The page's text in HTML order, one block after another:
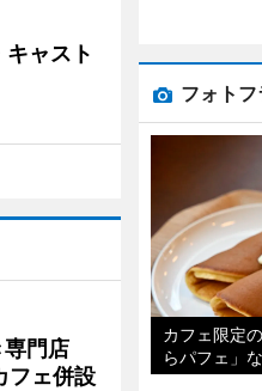
ャスト
門店
フェ併設
フォト
カフェ限定
らパフェ」